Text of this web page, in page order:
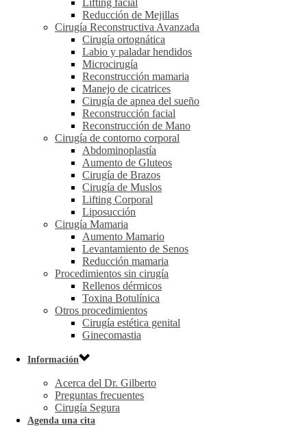
Lifting facial
Reducción de Mejillas
Cirugía Reconstructiva Avanzada
Cirugía ortognática
Labio y paladar hendidos
Microcirugía
Reconstrucción mamaria
Manejo de cicatrices
Cirugía de apnea del sueño
Reconstrucción facial
Reconstrucción de Mano
Cirugía de contorno corporal
Abdominoplastía
Aumento de Gluteos
Cirugía de Brazos
Cirugía de Muslos
Lifting Corporal
Liposucción
Cirugía Mamaria
Aumento Mamario
Levantamiento de Senos
Reducción mamaria
Procedimientos sin cirugía
Rellenos dérmicos
Toxina Botulínica
Otros procedimientos
Cirugía estética genital
Ginecomastia
Información
Acerca del Dr. Gilberto
Preguntas frecuentes
Cirugía Segura
Agenda una cita